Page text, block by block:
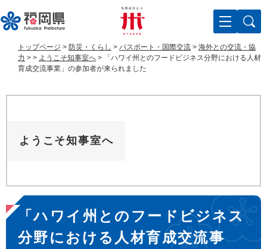
ー
ジ
す
ニ
ュ
し
トップページ > 防災・くらし > パスポート・国際交流 > 海外との交流・協
力 > > ようこそ知事室へ >
「ハワイ州とのフードビジネス分野における人材
育成交流事業」の参加者が来られました
ようこそ知事室へ
本
文
「ハワイ州とのフードビジネス
分野における人材育成交流事